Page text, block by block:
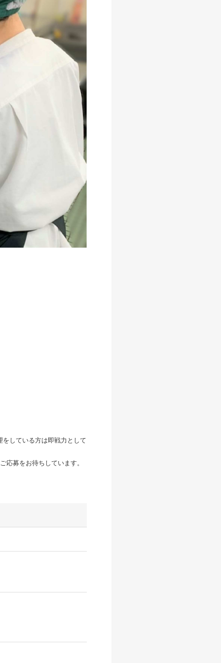
している方は即戦力として
応募をお待ちしています。